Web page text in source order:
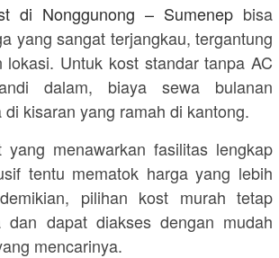
di Nonggunong – Sumenep bisa
yang sangat terjangkau, tergantung
lokasi. Untuk kost standar tanpa AC
dalam, biaya sewa bulanan
kisaran yang ramah di kantong.
yang menawarkan fasilitas lengkap
tentu mematok harga yang lebih
pilihan kost murah tetap
dan dapat diakses dengan mudah
mencarinya.